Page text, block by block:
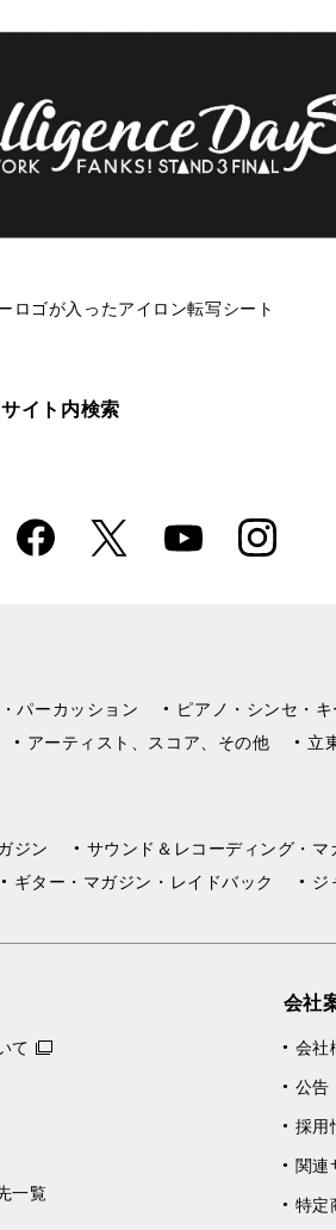
ロゴが入ったアイロン転写シート
サイト内検索
k
X YouTube Instagra
m
パーカッション ピアノ・シンセ・キ
アーティスト、スコア、その他 立
ジン
サウンド＆レコーディング・マ
ギター・マガジン・レイドバック ジ
て
一覧
会社
会社
公告
採用
関連
特定